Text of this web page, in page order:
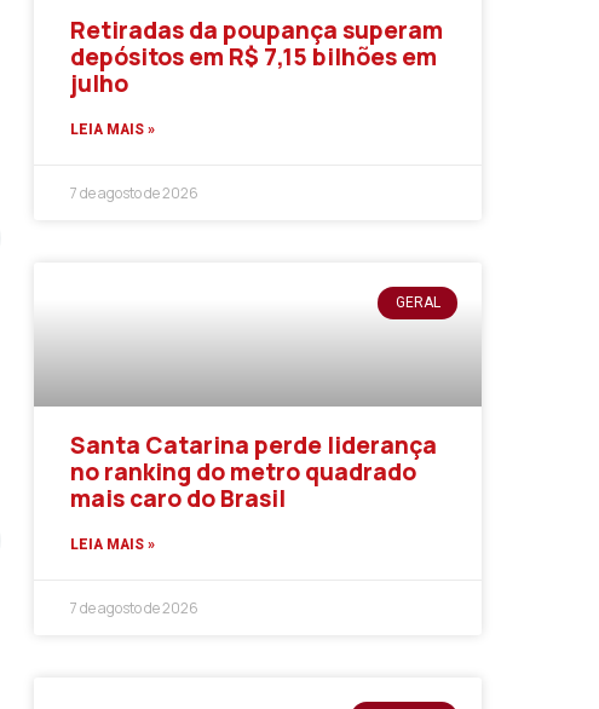
Retiradas da poupança superam
depósitos em R$ 7,15 bilhões em
julho
LEIA MAIS »
7 de agosto de 2026
GERAL
Santa Catarina perde liderança
no ranking do metro quadrado
mais caro do Brasil
LEIA MAIS »
7 de agosto de 2026